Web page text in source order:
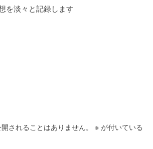
を淡々と記録します
されることはありません。 ※ が付いている